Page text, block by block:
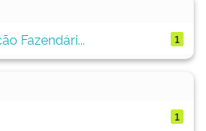
Fazendári...
1
1